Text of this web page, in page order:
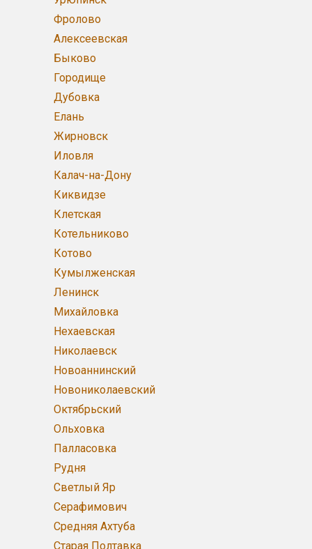
Фролово
Алексеевская
Быково
Городище
Дубовка
Елань
Жирновск
Иловля
Калач-на-Дону
Киквидзе
Клетская
Котельниково
Котово
Кумылженская
Ленинск
Михайловка
Нехаевская
Николаевск
Новоаннинский
Новониколаевский
Октябрьский
Ольховка
Палласовка
Рудня
Светлый Яр
Серафимович
Средняя Ахтуба
Старая Полтавка